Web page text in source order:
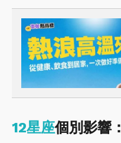
12星座個別影響：